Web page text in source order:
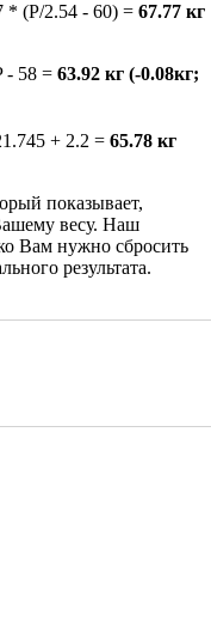
* (P/2.54 - 60) = 67.77 кг
- 58 = 63.92 кг (-0.08кг;
+ 2.2 = 65.78 кг
показывает,
весу. Наш
Вам нужно сбросить
результата.